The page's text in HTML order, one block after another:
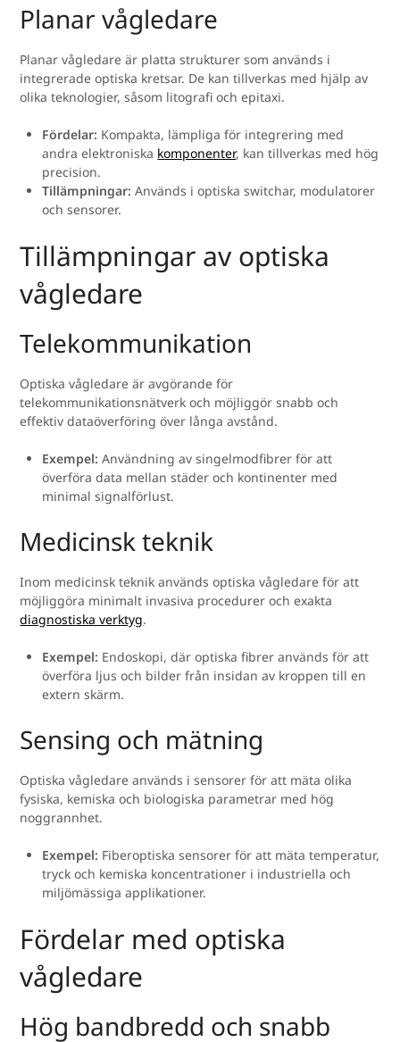
Planar vågledare
Planar vågledare är platta strukturer som används i
integrerade optiska kretsar. De kan tillverkas med hjälp av
olika teknologier, såsom litografi och epitaxi.
Fördelar: Kompakta, lämpliga för integrering med
andra elektroniska komponenter, kan tillverkas med hög
precision.
Tillämpningar: Används i optiska switchar, modulatorer
och sensorer.
Tillämpningar av optiska
vågledare
Telekommunikation
Optiska vågledare är avgörande för
telekommunikationsnätverk och möjliggör snabb och
effektiv dataöverföring över långa avstånd.
Exempel: Användning av singelmodfibrer för att
överföra data mellan städer och kontinenter med
minimal signalförlust.
Medicinsk teknik
Inom medicinsk teknik används optiska vågledare för att
möjliggöra minimalt invasiva procedurer och exakta
diagnostiska verktyg.
Exempel: Endoskopi, där optiska fibrer används för att
överföra ljus och bilder från insidan av kroppen till en
extern skärm.
Sensing och mätning
Optiska vågledare används i sensorer för att mäta olika
fysiska, kemiska och biologiska parametrar med hög
noggrannhet.
Exempel: Fiberoptiska sensorer för att mäta temperatur,
tryck och kemiska koncentrationer i industriella och
miljömässiga applikationer.
Fördelar med optiska
vågledare
Hög bandbredd och snabb